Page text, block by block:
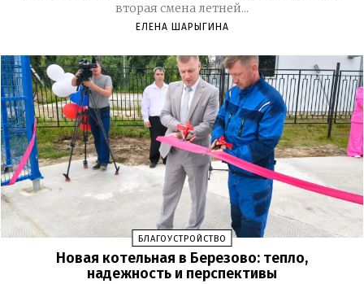
вторая смена летней...
ЕЛЕНА ШАРЫГИНА
БЛАГОУСТРОЙСТВО
Новая котельная в Березово: тепло,
надежность и перспективы